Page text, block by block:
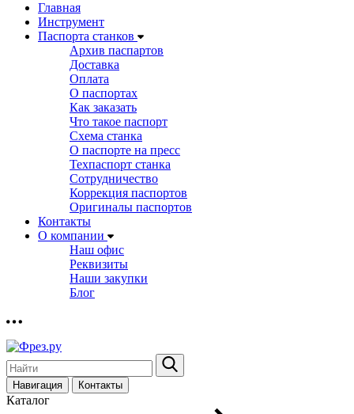
Главная
Инструмент
Паспорта станков
Архив паспартов
Доставка
Оплата
О паспортах
Как заказать
Что такое паспорт
Схема станка
О паспорте на пресс
Техпаспорт станка
Сотрудничество
Коррекция паспортов
Оригиналы паспортов
Контакты
О компании
Наш офис
Реквизиты
Наши закупки
Блог
Навигация Контакты
Каталог